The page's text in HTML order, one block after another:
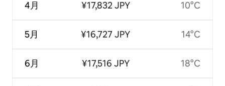
4月
5月
6月
¥17,832 JPY
¥16,727 JPY
¥17,516 JPY
10°C
14°C
18°C